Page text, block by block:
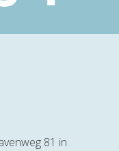
81 in